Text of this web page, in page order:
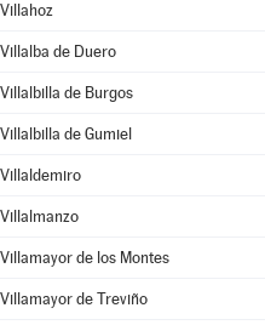
Villahoz
Villalba de Duero
Villalbilla de Burgos
Villalbilla de Gumiel
Villaldemiro
Villalmanzo
Villamayor de los Montes
Villamayor de Treviño